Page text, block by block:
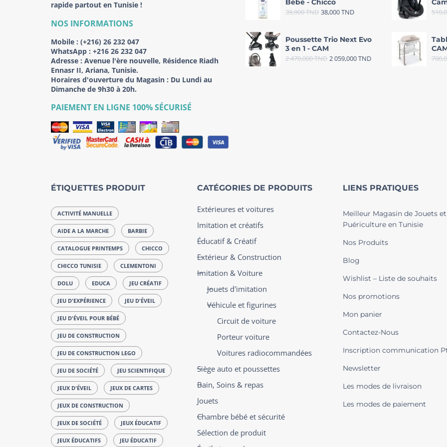
rapide partout en Tunisie !
NOS INFORMATIONS
Mobile : (+216) 26 232 047
WhatsApp : +216 26 232 047
Adresse : Avenue l'ère nouvelle, Résidence Riadh
Ennasr II, Ariana, Tunisie.
Horaires d'ouverture du Magasin : Du Lundi au
Dimanche de 9h30 à 20h.
PAIEMENT EN LIGNE 100% SÉCURISÉ
Bébé - Chicco
39,900TND 38,000TND
Poussette Trio Next Evo
3 en 1 - CAM
2 470,000TND 2 059,000TND
ÉTIQUETTES PRODUIT
ACTIVITÉ MANUELLE
AIDE A LA MARCHE BARBIE
CATALOGUE PRINTEMPS CHICCO
CHICCO TUNISIE CLEMENTONI
DOLU EDUCA JEU CRÉATIF
JEU D'EXPÉRIENCE JEU D'ÉVEIL
JEU D'ÉVEIL POUR BÉBÉ
JEU DE CONSTRUCTION
JEU DE CONSTRUCTION LEGO
JEU DE SOCIÉTÉ JEU SCIENTIFIQUE
JEUX D'ÉVEIL JEUX DE CARTES
JEUX DE CONSTRUCTION
JEUX DE SOCIÉTÉ JEUX ÉDUCATIF
JEUX ÉDUCATIFS JEU ÉDUCATIF
CATÉGORIES DE PRODUITS
Extérieures et voitures
Imitation et créatifs
Éducatif & Créatif
Extérieur & Construction
Imitation & Voiture
Jouets d'imitation
Véhicule et figurines
Circuit de voiture
Porteur voiture
Voitures radiocommandées
Siège auto et poussettes
Bain, Soins & repas
Jouets
Chambre bébé et sécurité
Sélection de produit
LIENS PRATIQUES
Meilleur Magasin de Jouets et
Puériculture en Tunisie
Nos Produits
Blog
Wishlist – Liste de souhaits
Nos promotions
Mon panier
Contactez-Nous
Inscription communication
Newsletter
Les modes de livraison
Les modes de paiement